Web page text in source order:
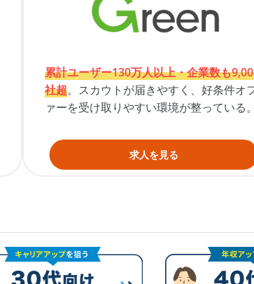
累計ユーザー130万人以上・企業数も
社超。スカウトが届きやすく、好条件オ
ァーを受け取りやすい環境が整っている。
求人を見る